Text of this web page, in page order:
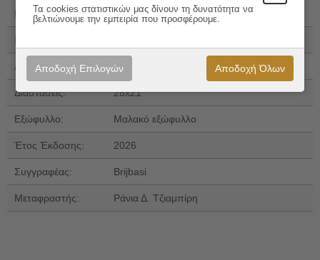
Εκδόσεις: Τζιαμπίρης - Πυραμίδα
ISBN 13:
Αριθμός Σελίδων: 24
Διαστάσεις: 28x21
Εξώφυλλο: Μαλακό εξώφυλλο
Έτος Έκδοσης: 2026
Συγγραφέας: Brijbasi
Μεταφραστής: Ράνια Δ. Τζιαμπίρη
Τα cookies στατιστικών μας δίνουν τη δυνατότητα να
βελτιώνουμε την εμπειρία που προσφέρουμε.
Αποδοχή Επιλογών Αποδοχή Όλων